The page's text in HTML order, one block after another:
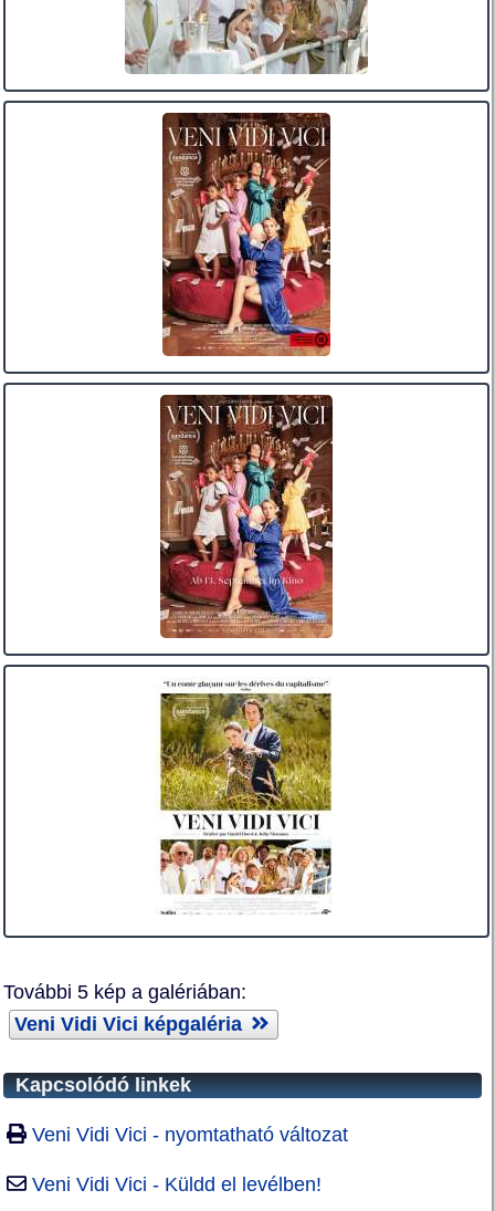
További 5 kép a galériában:
Veni Vidi Vici képgaléria
Kapcsolódó linkek
Veni Vidi Vici - nyomtatható változat
Veni Vidi Vici - Küldd el levélben!